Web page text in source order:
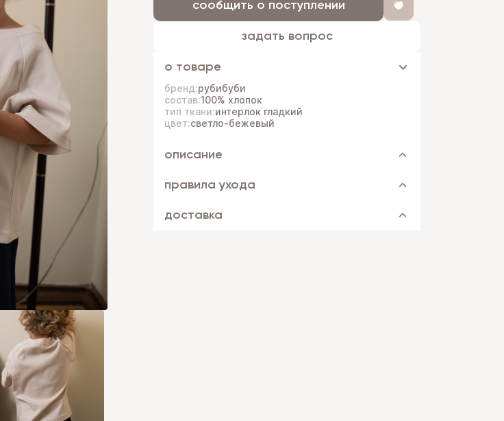
сообщить о поступлении
задать вопрос
о товаре
бренд:рубибуби
состав:100% хлопок
тип ткани:интерлок гладкий
цвет:светло-бежевый
описание
правила ухода
доставка